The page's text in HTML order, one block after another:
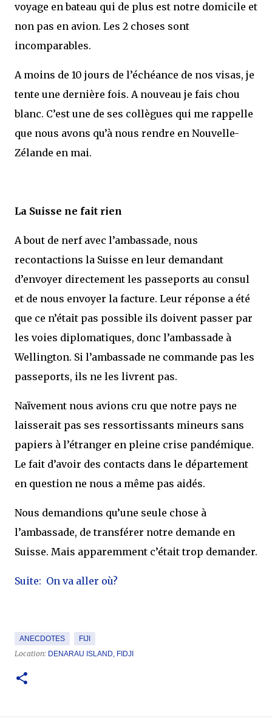
voyage en bateau qui de plus est notre domicile et
non pas en avion. Les 2 choses sont
incomparables.
A moins de 10 jours de l’échéance de nos visas, je
tente une dernière fois. A nouveau je fais chou
blanc. C’est une de ses collègues qui me rappelle
que nous avons qu’à nous rendre en Nouvelle-
Zélande en mai.
La Suisse ne fait rien
A bout de nerf avec l’ambassade, nous
recontactions la Suisse en leur demandant
d’envoyer directement les passeports au consul
et de nous envoyer la facture. Leur réponse a été
que ce n’était pas possible ils doivent passer par
les voies diplomatiques, donc l’ambassade à
Wellington. Si l’ambassade ne commande pas les
passeports, ils ne les livrent pas.
Naïvement nous avions cru que notre pays ne
laisserait pas ses ressortissants mineurs sans
papiers à l’étranger en pleine crise pandémique.
Le fait d’avoir des contacts dans le département
en question ne nous a même pas aidés.
Nous demandions qu’une seule chose à
l’ambassade, de transférer notre demande en
Suisse. Mais apparemment c’était trop demander.
Suite: On va aller où?
ANECDOTES FIJI
Location: DENARAU ISLAND, FIDJI